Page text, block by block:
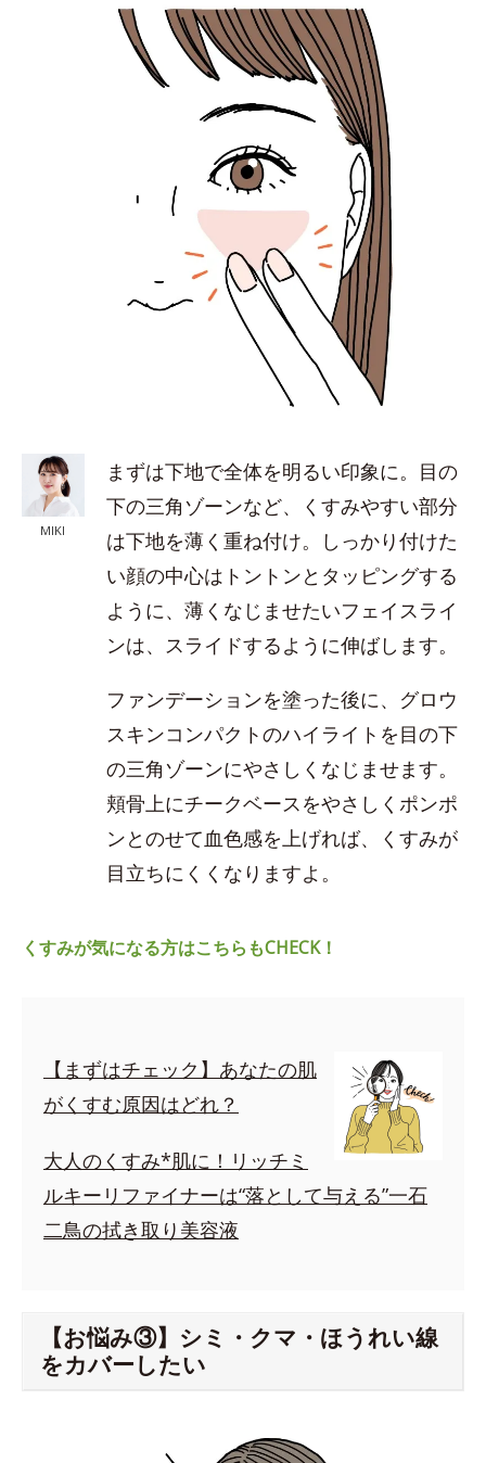
MIKI
まずは下地で全体を明るい印象に。目の
下の三角ゾーンなど、くすみやすい部分
は下地を薄く重ね付け。しっかり付けた
い顔の中心はトントンとタッピングする
ように、薄くなじませたいフェイスライ
ンは、スライドするように伸ばします。
ファンデーションを塗った後に、グロウ
スキンコンパクトのハイライトを目の下
の三角ゾーンにやさしくなじませます。
頬骨上にチークベースをやさしくポンポ
ンとのせて血色感を上げれば、くすみが
目立ちにくくなりますよ。
くすみが気になる方はこちらもCHECK！
【まずはチェック】あなたの肌
がくすむ原因はどれ？
大人のくすみ*肌に！リッチミ
ルキーリファイナーは“落として与える”一石
二鳥の拭き取り美容液
【お悩み③】シミ・クマ・ほうれい線
をカバーしたい